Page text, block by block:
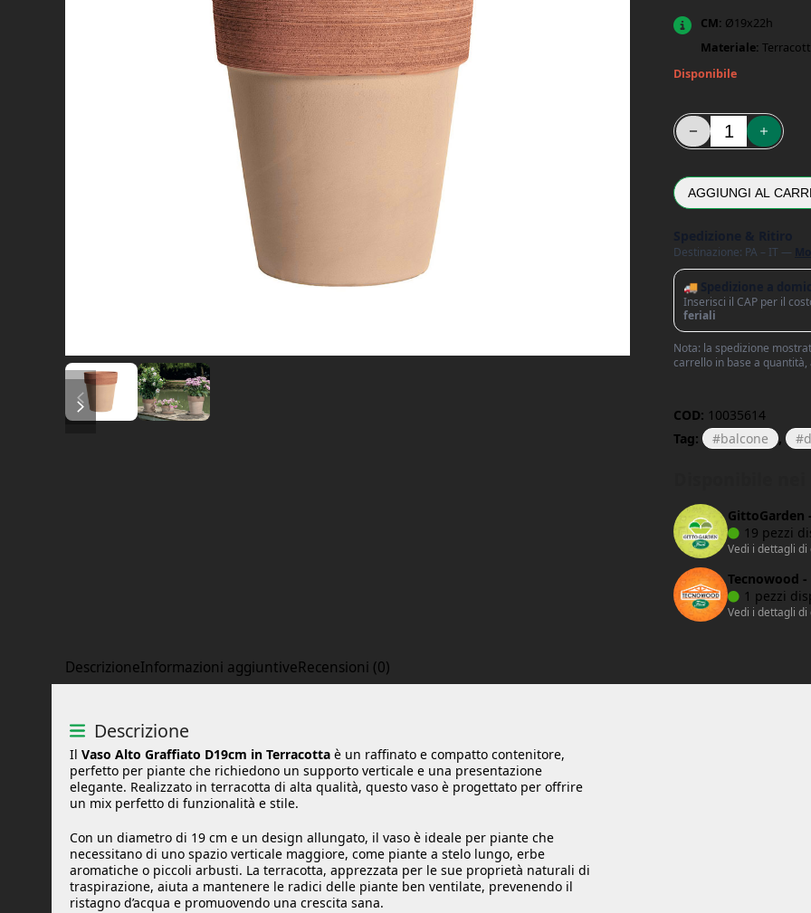
diapositiva precedente
diapositiva successiva
CM: Ø19x22h
Materiale:
Disponibile
Vaso Alto Graffiato
AGGIUNGI AL
Destinazione: PA – IT —
🚚 Spedizione a
Inserisci il CAP per il
feriali
Nota: la spedizione
carrello in base a
COD: 10035614
Tag:
balcone ,
GittoGarden
19 pezzi
Vedi i dettagli
Tecnowood -
1 pezzi
Vedi i dettagli
DescrizioneInformazioni aggiuntiveRecensioni (0)
Descrizione
Il Vaso Alto Graffiato D19cm in Terracotta è un raffinato e compatto contenitore,
perfetto per piante che richiedono un supporto verticale e una presentazione
elegante. Realizzato in terracotta di alta qualità, questo vaso è progettato per offrire
un mix perfetto di funzionalità e stile.
Con un diametro di 19 cm e un design allungato, il vaso è ideale per piante che
necessitano di uno spazio verticale maggiore, come piante a stelo lungo, erbe
aromatiche o piccoli arbusti. La terracotta, apprezzata per le sue proprietà naturali di
traspirazione, aiuta a mantenere le radici delle piante ben ventilate, prevenendo il
ristagno d’acqua e promuovendo una crescita sana.